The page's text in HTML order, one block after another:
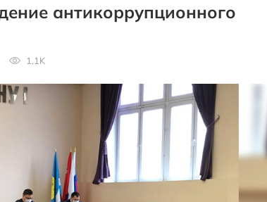
антикоррупционного
1.1K